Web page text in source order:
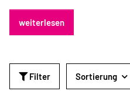
weiterlesen
Filter Sortierung